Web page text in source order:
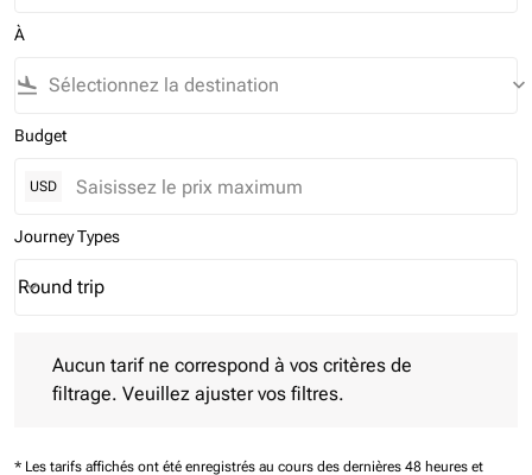
À
flight_land keyboard_arrow_down
Budget
USD
Journey Types
Journey Types option Round trip Selected
Round trip
keyboard_arrow_down
Aucun tarif ne correspond à vos critères de
filtrage. Veuillez ajuster vos filtres.
* Les tarifs affichés ont été enregistrés au cours des dernières 48 heures et